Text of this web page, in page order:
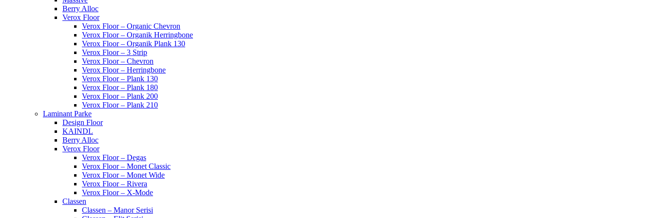
Berry Alloc
Verox Floor
Verox Floor – Organic Chevron
Verox Floor – Organik Herringbone
Verox Floor – Organik Plank 130
Verox Floor – 3 Strip
Verox Floor – Chevron
Verox Floor – Herringbone
Verox Floor – Plank 130
Verox Floor – Plank 180
Verox Floor – Plank 200
Verox Floor – Plank 210
Laminant Parke
Design Floor
KAINDL
Berry Alloc
Verox Floor
Verox Floor – Degas
Verox Floor – Monet Classic
Verox Floor – Monet Wide
Verox Floor – Rivera
Verox Floor – X-Mode
Classen
Classen – Manor Serisi